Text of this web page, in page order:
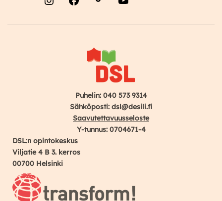
Puhelin: 040 573 9314
Sähköposti: dsl@desili.fi
Saavutettavuusseloste
Y-tunnus: 0704671-4
DSL:n opintokeskus
Viljatie 4 B 3. kerros
00700 Helsinki